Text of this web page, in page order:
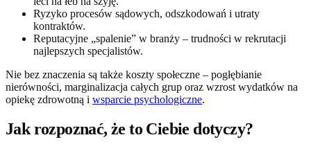
Ryzyko procesów sądowych, odszkodowań i utraty
kontraktów.
Reputacyjne „spalenie” w branży – trudności w rekrutacji
najlepszych specjalistów.
Nie bez znaczenia są także koszty społeczne – pogłębianie
nierówności, marginalizacja całych grup oraz wzrost wydatków na
opiekę zdrowotną i wsparcie psychologiczne.
Jak rozpoznać, że to Ciebie dotyczy?